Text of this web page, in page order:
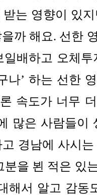
는 영향이 있
까 해요. 선한
배하고 오체
나’ 하는 선한
속도가 너무
많은 사람들이
고 경남에 사시
을 뵌 적은 있
해서 알고 감동